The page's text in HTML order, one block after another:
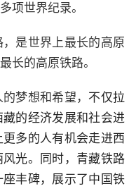
项世界纪录。
是世界上最长的高原
长的高原铁路。
梦想和希望， 不仅拉
的经济发展和社会进
多的人有机会走进西
光。同时，青藏铁路
丰碑，展示了中国铁